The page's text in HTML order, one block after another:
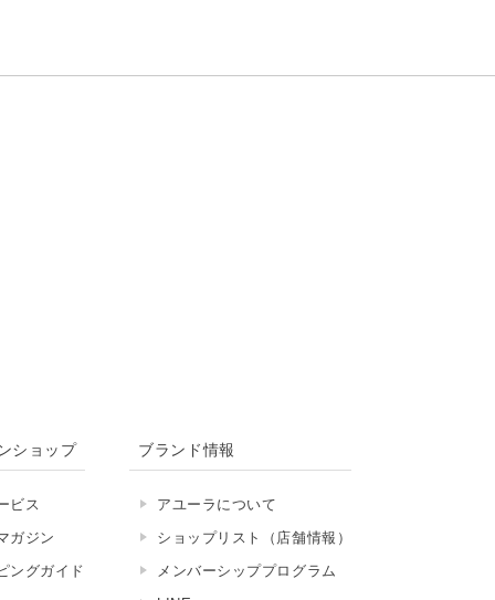
ショップ
ビス
ガジン
ングガイド
ブランド情報
アユーラについて
ショップリスト（店舗情報）
メンバーシッププログラム